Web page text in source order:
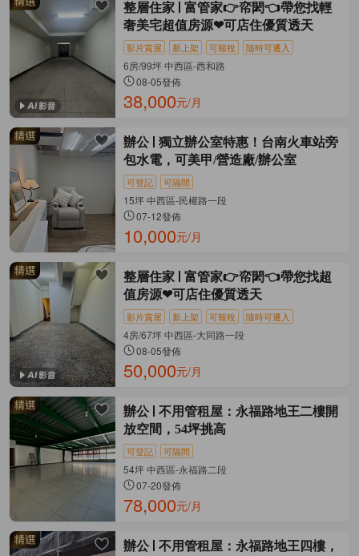
整層住家
富管家👉帟閎👈帶您找輕
奢美宅超值房源❤可店住優質透天
影片賞屋 新上架 可報稅 隨時可遷入
6房/99坪 中西區-西和路
08-05發佈
38,000元/月
辦公
獨立辦公室特惠！台南火車站旁
包水電，可美甲/營造廠/辦公室
可登記 可隔間
15坪 中西區-民權路一段
07-12發佈
10,000元/月
整層住家
富管家👉帟閎👈帶您找超
值房源❤可店住優質透天
影片賞屋 新上架 可報稅 隨時可遷入
4房/67坪 中西區-大同路一段
08-05發佈
50,000元/月
辦公
不用管租屋：永福路地王二樓開
放空間，54坪挑高
可登記 可隔間
54坪 中西區-永福路二段
07-20發佈
78,000元/月
辦公 不用管租屋：永福路地王四樓，